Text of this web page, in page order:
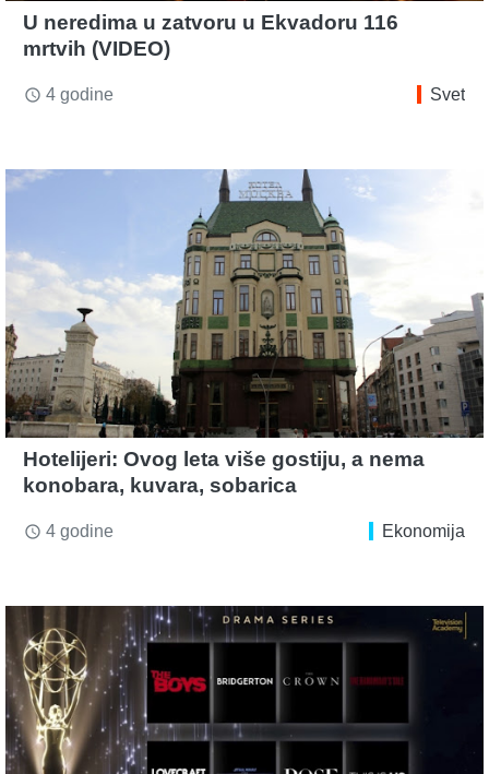
U neredima u zatvoru u Ekvadoru 116
mrtvih (VIDEO)
access_time 4 godine Svet
Hotelijeri: Ovog leta više gostiju, a nema
konobara, kuvara, sobarica
access_time 4 godine Ekonomija